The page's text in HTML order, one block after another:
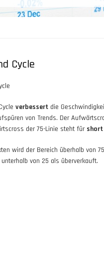
Cycle
verbessert die
von Trends. Der
der 75-Linie steht für short
wird der Bereich überhalb von
von 25 als überverkauft.